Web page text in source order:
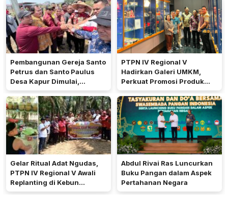
Pembangunan Gereja Santo
Petrus dan Santo Paulus
Desa Kapur Dimulai,
Pemkab Kubu Raya Siapkan
Akses Jalan
PTPN IV Regional V
Hadirkan Galeri UMKM,
Perkuat Promosi Produk
Mitra Binaan Melalui Inovasi
Digital
Gelar Ritual Adat Ngudas,
PTPN IV Regional V Awali
Replanting di Kebun
Kembayan
Abdul Rivai Ras Luncurkan
Buku Pangan dalam Aspek
Pertahanan Negara